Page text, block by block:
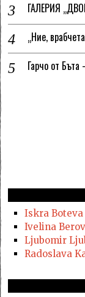
ГАЛЕРИЯ
„Ние,
Гарчо от
Iskra Boteva
Ivelina
Ljubomir
Radoslava